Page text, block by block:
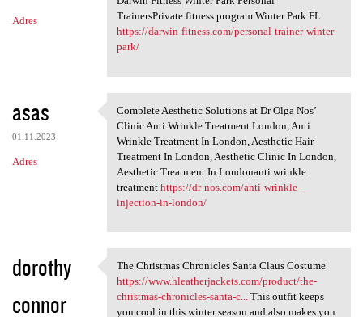
Adres
TrainersPrivate fitness program Winter Park FL
https://darwin-fitness.com/personal-trainer-winter-
park/
asas
01.11.2023
Adres
Complete Aesthetic Solutions
Complete Aesthetic Solutions at Dr Olga Nos’
Clinic Anti Wrinkle Treatment London, Anti
Wrinkle Treatment In London, Aesthetic Hair
Treatment In London, Aesthetic Clinic In London,
Aesthetic Treatment In Londonanti wrinkle
treatment https://dr-nos.com/anti-wrinkle-
injection-in-london/
dorothy
connor
The Christmas Chronicles
The Christmas Chronicles Santa Claus Costume
https://www.hleatherjackets.com/product/the-
christmas-chronicles-santa-c...This outfit keeps
you cool in this winter season and also makes you